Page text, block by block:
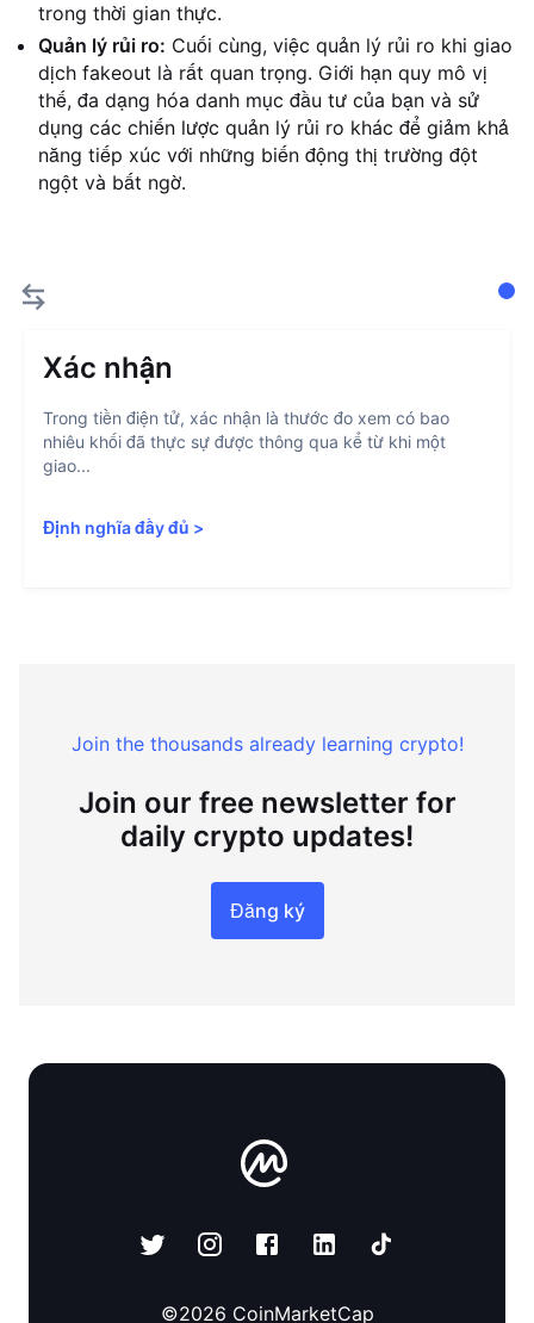
trong thời gian thực.
Quản lý rủi ro: Cuối cùng, việc quản lý rủi ro khi giao
dịch fakeout là rất quan trọng. Giới hạn quy mô vị
thế, đa dạng hóa danh mục đầu tư của bạn và sử
dụng các chiến lược quản lý rủi ro khác để giảm khả
năng tiếp xúc với những biến động thị trường đột
ngột và bất ngờ.
Xác nhận
Trong tiền điện tử, xác nhận là thước đo xem có bao
nhiêu khối đã thực sự được thông qua kể từ khi một
giao...
Định nghĩa đầy đủ >
Join the thousands already learning crypto!
Join our free newsletter for
daily crypto updates!
Đăng ký
©2026 CoinMarketCap